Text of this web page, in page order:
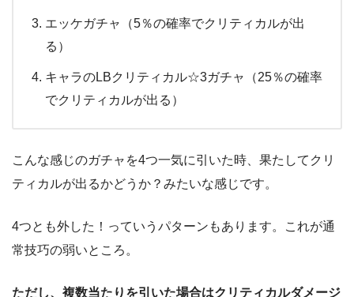
エッケガチャ（5％の確率でクリティカルが出
る）
キャラのLBクリティカル☆3ガチャ（25％の確率
でクリティカルが出る）
こんな感じのガチャを4つ一気に引いた時、果たしてクリ
ティカルが出るかどうか？みたいな感じです。
4つとも外した！っていうパターンもあります。これが通
常技巧の弱いところ。
ただし、複数当たりを引いた場合はクリティカルダメージ